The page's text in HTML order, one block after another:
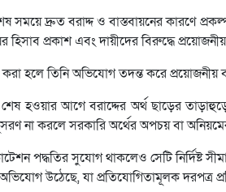
সময়ে দ্রুত বরাদ্দ ও বাস্তবায়নের কারণে
হিসাব প্রকাশ এবং দায়ীদের বিরুদ্ধে প্রয়োজনীয়
হলে তিনি অভিযোগ তদন্ত করে প্রয়োজনীয়
হওয়ার আগে বরাদ্দের অর্থ ছাড়ের
না করলে সরকারি অর্থের অপচয় বা
পদ্ধতির সুযোগ থাকলেও সেটি
উঠেছে, যা প্রতিযোগিতামূলক দরপত্র